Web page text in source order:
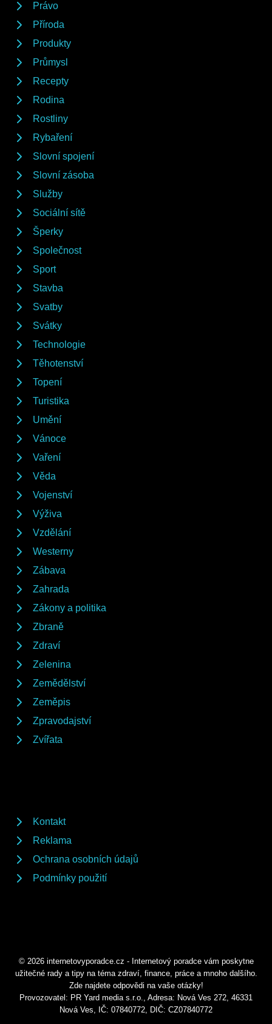
Právo
Příroda
Produkty
Průmysl
Recepty
Rodina
Rostliny
Rybaření
Slovní spojení
Slovní zásoba
Služby
Sociální sítě
Šperky
Společnost
Sport
Stavba
Svatby
Svátky
Technologie
Těhotenství
Topení
Turistika
Umění
Vánoce
Vaření
Věda
Vojenství
Výživa
Vzdělání
Westerny
Zábava
Zahrada
Zákony a politika
Zbraně
Zdraví
Zelenina
Zemědělství
Zeměpis
Zpravodajství
Zvířata
Kontakt
Reklama
Ochrana osobních údajů
Podmínky použití
© 2026 internetovyporadce.cz - Internetový poradce vám poskytne
užitečné rady a tipy na téma zdraví, finance, práce a mnoho dalšího.
Zde najdete odpovědi na vaše otázky!
Provozovatel: PR Yard media s.r.o., Adresa: Nová Ves 272, 46331
Nová Ves, IČ: 07840772, DIČ: CZ07840772